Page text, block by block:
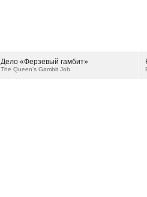
Дело «Ферзевый гамбит»
The Queen's Gambit Job